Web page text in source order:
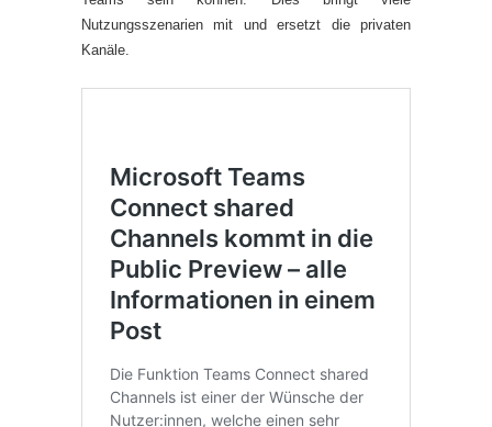
Nutzungsszenarien mit und ersetzt die privaten
Kanäle.